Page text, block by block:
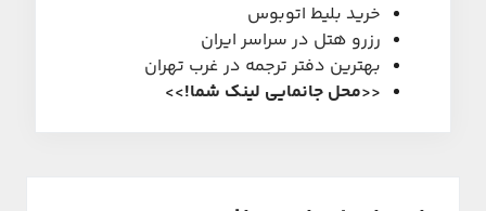
خرید بلیط اتوبوس
رزرو هتل در سراسر ایران
بهترین دفتر ترجمه در غرب تهران
<<محل جانمایی لینک شما!
>>